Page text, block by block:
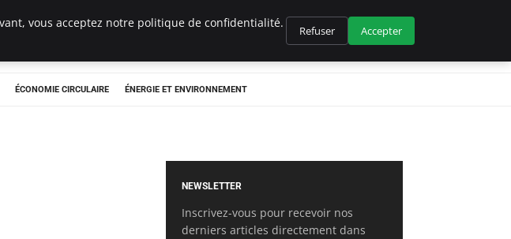
ÉCONOMIE CIRCULAIRE ÉNERGIE ET ENVIRONNEMENT
NEWSLETTER
Inscrivez-vous pour recevoir nos
derniers articles directement dans
vous acceptez notre politique de confidentialité.
Refuser Accepter